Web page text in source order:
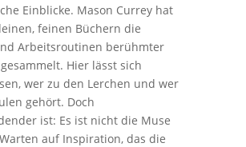
Einblicke. Mason Currey hat
feinen Büchern die
Arbeitsroutinen berühmter
Hier lässt sich
wer zu den Lerchen und wer
gehört. Doch
ist: Es ist nicht die Muse
auf Inspiration, das die